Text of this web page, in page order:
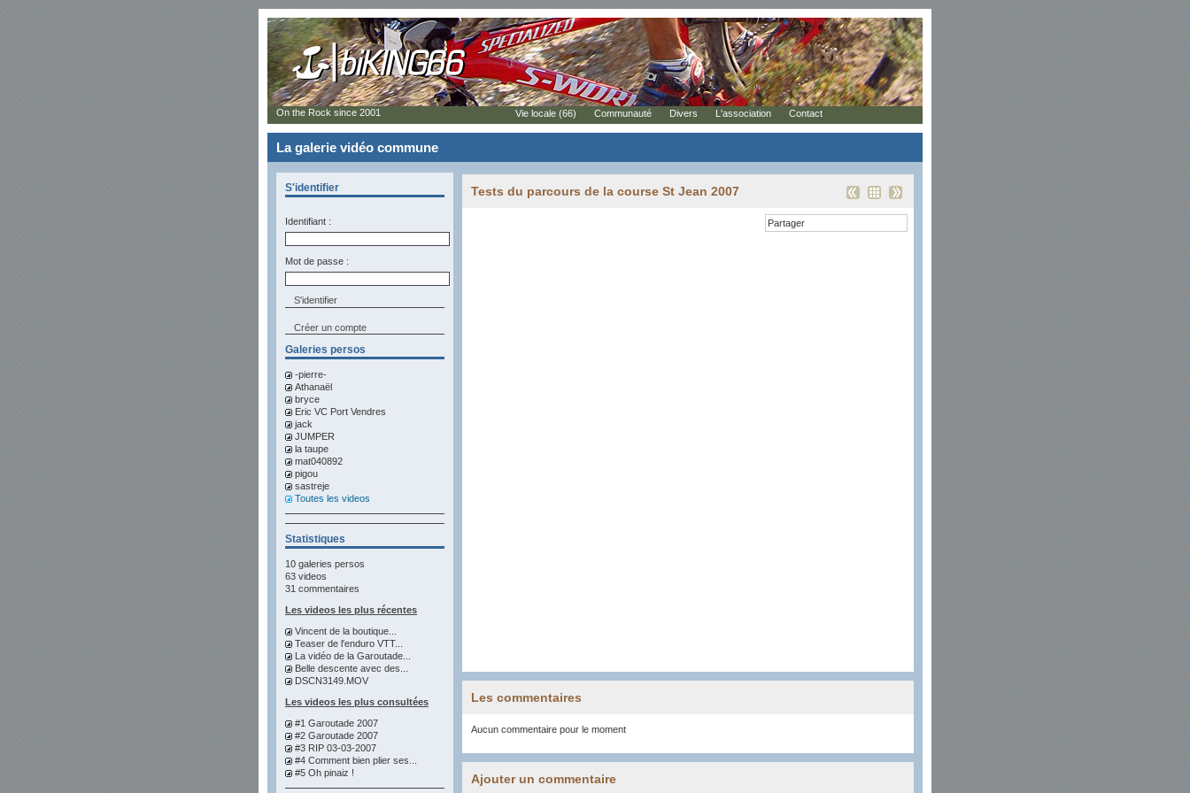
La galerie vidéo commune
S'identifier
Identifiant :
Mot de passe :
Créer un compte
Galeries persos
-pierre-
Athanaël
bryce
Eric VC Port Vendres
jack
JUMPER
la taupe
mat040892
pigou
sastreje
Toutes les videos
Statistiques
10 galeries persos
63 videos
31 commentaires
Les videos les plus récentes
Vincent de la boutique...
Teaser de l'enduro VTT...
La vidéo de la Garoutade...
Belle descente avec des...
DSCN3149.MOV
Les videos les plus consultées
#1 Garoutade 2007
#2 Garoutade 2007
#3 RIP 03-03-2007
#4 Comment bien plier ses...
#5 Oh pinaiz !
Tests du parcours de la course St Jean 2007
Partager
Les commentaires
Aucun commentaire pour le moment
Ajouter un commentaire
On the Rock since 2001 Vie locale (66) Communauté Divers L'association Contact